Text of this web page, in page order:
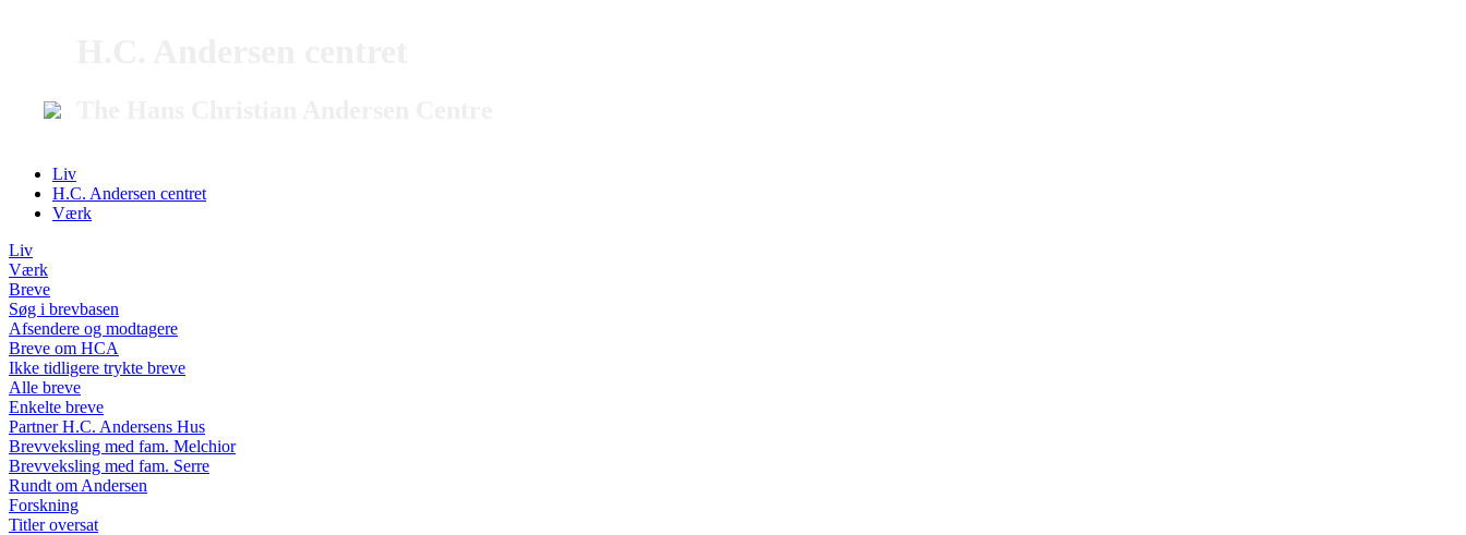
Liv
H.C. Andersen centret
Værk
Liv
Værk
Breve
Søg i brevbasen
Afsendere og modtagere
Breve om HCA
Ikke tidligere trykte breve
Alle breve
Enkelte breve
Partner H.C. Andersens Hus
Brevveksling med fam. Melchior
Brevveksling med fam. Serre
Rundt om Andersen
Forskning
Titler oversat